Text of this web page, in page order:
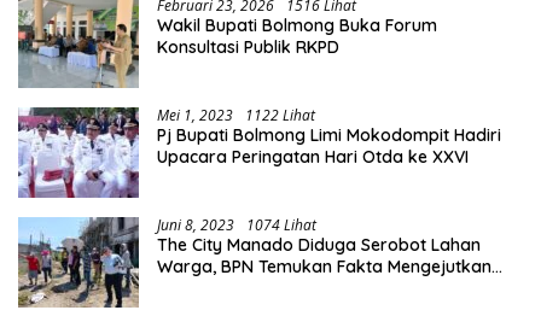
Februari 23, 2026 1516 Lihat
Wakil Bupati Bolmong Buka Forum
Konsultasi Publik RKPD
Mei 1, 2023 1122 Lihat
Pj Bupati Bolmong Limi Mokodompit Hadiri
Upacara Peringatan Hari Otda ke XXVI
Juni 8, 2023 1074 Lihat
The City Manado Diduga Serobot Lahan
Warga, BPN Temukan Fakta Mengejutkan